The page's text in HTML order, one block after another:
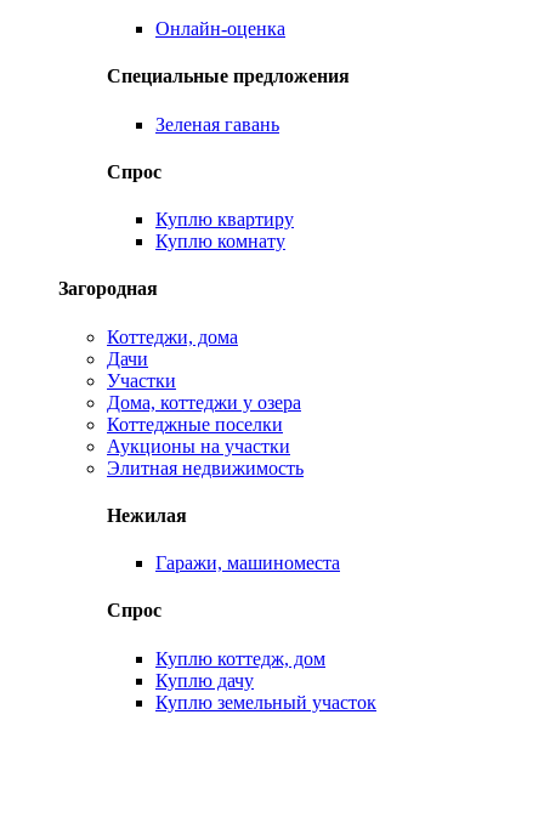
Онлайн-оценка
Специальные предложения
Зеленая гавань
Спрос
Куплю квартиру
Куплю комнату
Загородная
Коттеджи, дома
Дачи
Участки
Дома, коттеджи у озера
Коттеджные поселки
Аукционы на участки
Элитная недвижимость
Нежилая
Гаражи, машиноместа
Спрос
Куплю коттедж, дом
Куплю дачу
Куплю земельный участок